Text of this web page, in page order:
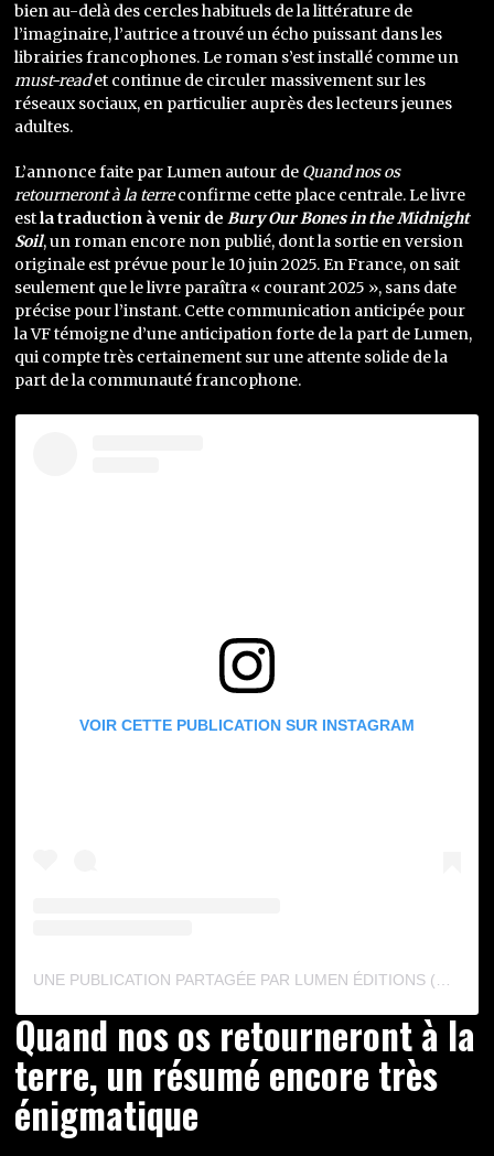
bien au-delà des cercles habituels de la littérature de
l’imaginaire, l’autrice a trouvé un écho puissant dans les
librairies francophones. Le roman s’est installé comme un
must-readet continue de circuler massivement sur les
réseaux sociaux, en particulier auprès des lecteurs jeunes
adultes.
L’annonce faite par Lumen autour de Quand nos os
retourneront à la terreconfirme cette place centrale. Le livre
estla traduction à venir deBury Our Bones in the Midnight
Soil, un roman encore non publié, dont la sortie en version
originale est prévue pour le 10 juin 2025. En France, on sait
seulement que le livre paraîtra « courant 2025 », sans date
précise pour l’instant. Cette communication anticipée pour
la VF témoigne d’une anticipation forte de la part de Lumen,
qui compte très certainement sur une attente solide de la
part de la communauté francophone.
VOIR CETTE PUBLICATION SUR INSTAGRAM
UNE PUBLICATION PARTAGÉE PAR LUMEN ÉDITIONS (@LUMENEDITIONS)
Quand nos os retourneront à la
terre, un résumé encore très
énigmatique